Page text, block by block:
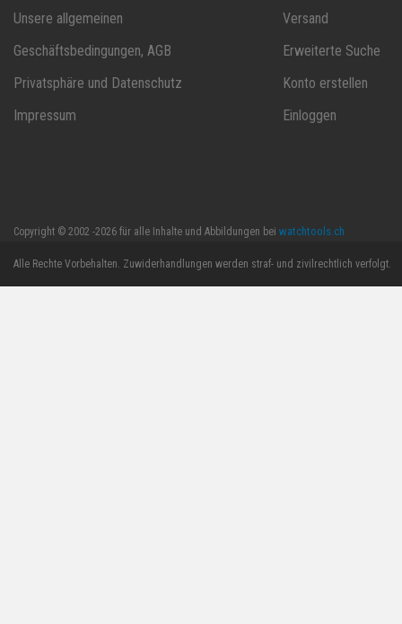
Unsere allgemeinen
Geschäftsbedingungen, AGB
Privatsphäre und Datenschutz
Impressum
Versand
Erweiterte Suche
Konto erstellen
Einloggen
Copyright © 2002 -2026 für alle Inhalte und Abbildungen bei watchtools.ch
Alle Rechte Vorbehalten. Zuwiderhandlungen werden straf- und zivilrechtlich verfolgt.